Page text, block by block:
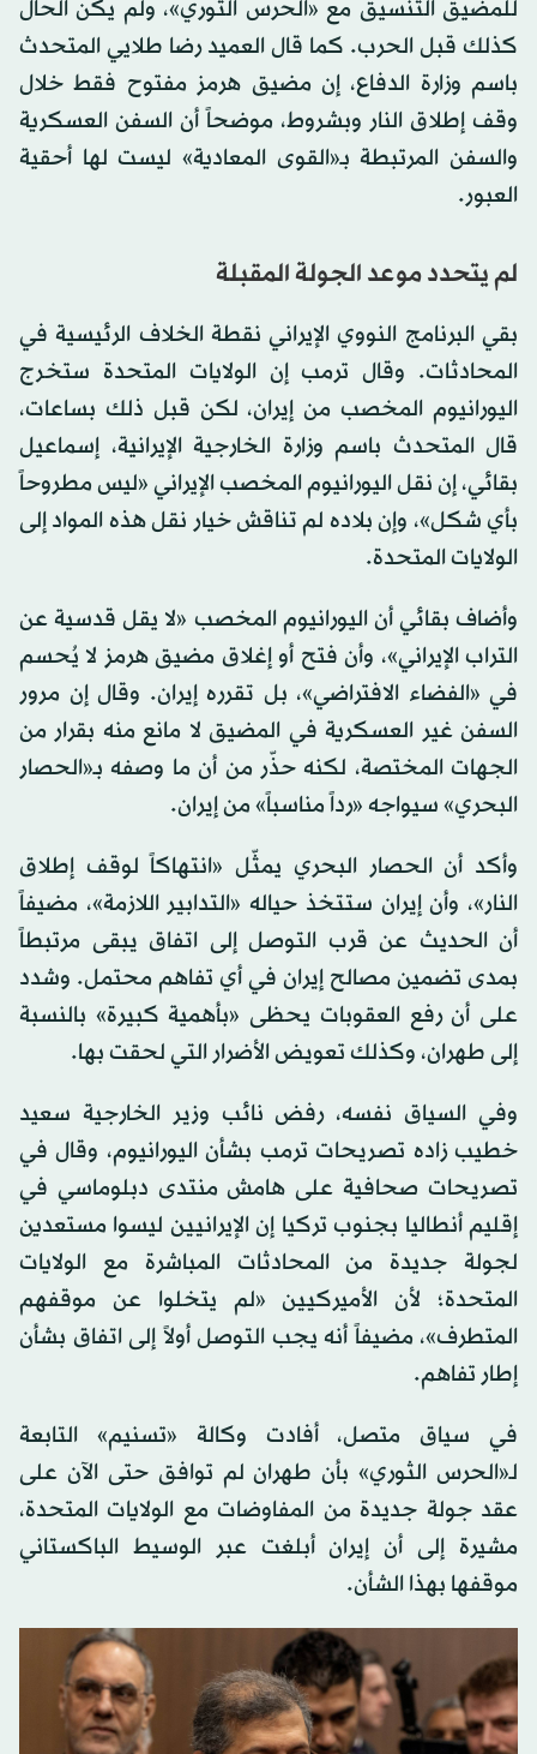
للمضيق التنسيق ‌مع «الحرس الثوري»، ولم يكن الحال
كذلك قبل الحرب. كما قال العميد رضا طلايي المتحدث
باسم وزارة الدفاع، إن مضيق هرمز مفتوح فقط خلال
وقف إطلاق النار وبشروط، موضحاً أن السفن العسكرية
والسفن المرتبطة بـ«القوى المعادية» ليست لها أحقية
العبور.
لم يتحدد موعد الجولة المقبلة
بقي البرنامج النووي الإيراني نقطة الخلاف الرئيسية في
المحادثات. وقال ترمب إن الولايات المتحدة ستخرج
اليورانيوم المخصب من إيران، لكن قبل ذلك بساعات،
قال المتحدث باسم وزارة الخارجية الإيرانية، إسماعيل
بقائي، إن نقل اليورانيوم المخصب الإيراني «ليس مطروحاً
بأي شكل»، وإن بلاده لم تناقش خيار نقل هذه المواد إلى
الولايات المتحدة.
وأضاف بقائي أن اليورانيوم المخصب «لا يقل قدسية عن
التراب الإيراني»، وأن فتح أو إغلاق مضيق هرمز لا يُحسم
في «الفضاء الافتراضي»، بل تقرره إيران. وقال إن مرور
السفن غير العسكرية في المضيق لا مانع منه بقرار من
الجهات المختصة، لكنه حذّر من أن ما وصفه بـ«الحصار
البحري» سيواجه «رداً مناسباً» من إيران.
وأكد أن الحصار البحري يمثّل «انتهاكاً لوقف إطلاق
النار»، وأن إيران ستتخذ حياله «التدابير اللازمة»، مضيفاً
أن الحديث عن قرب التوصل إلى اتفاق يبقى مرتبطاً
بمدى تضمين مصالح إيران في أي تفاهم محتمل. وشدد
على أن رفع العقوبات يحظى «بأهمية كبيرة» بالنسبة
إلى طهران، وكذلك تعويض الأضرار التي لحقت بها.
وفي السياق نفسه، رفض نائب وزير الخارجية سعيد
خطيب زاده تصريحات ترمب بشأن اليورانيوم، وقال في
تصريحات صحافية على هامش منتدى دبلوماسي في
إقليم أنطاليا بجنوب تركيا إن الإيرانيين ليسوا مستعدين
لجولة جديدة من المحادثات المباشرة مع الولايات
المتحدة؛ لأن الأميركيين «لم يتخلوا عن موقفهم
المتطرف»، مضيفاً أنه يجب التوصل أولاً إلى اتفاق بشأن
إطار تفاهم.
في سياق متصل، أفادت وكالة «تسنيم» التابعة
لـ«الحرس الثوري» بأن طهران لم توافق حتى الآن على
عقد جولة جديدة من المفاوضات مع الولايات المتحدة،
مشيرة إلى أن إيران أبلغت عبر الوسيط الباكستاني
موقفها بهذا الشأن.